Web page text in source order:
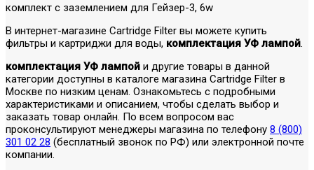
комплект с заземлением для Гейзер-3, 6w
В интернет-магазине Cartridge Filter вы можете купить
фильтры и картриджи для воды, комплектация УФ лампой.
комплектация УФ лампой и другие товары в данной
категории доступны в каталоге магазина Cartridge Filter в
Москве по низким ценам. Ознакомьтесь с подробными
характеристиками и описанием, чтобы сделать выбор и
заказать товар онлайн. По всем вопросом вас
проконсультируют менеджеры магазина по телефону 8 (800)
301 02 28 (бесплатный звонок по РФ) или электронной почте
компании.